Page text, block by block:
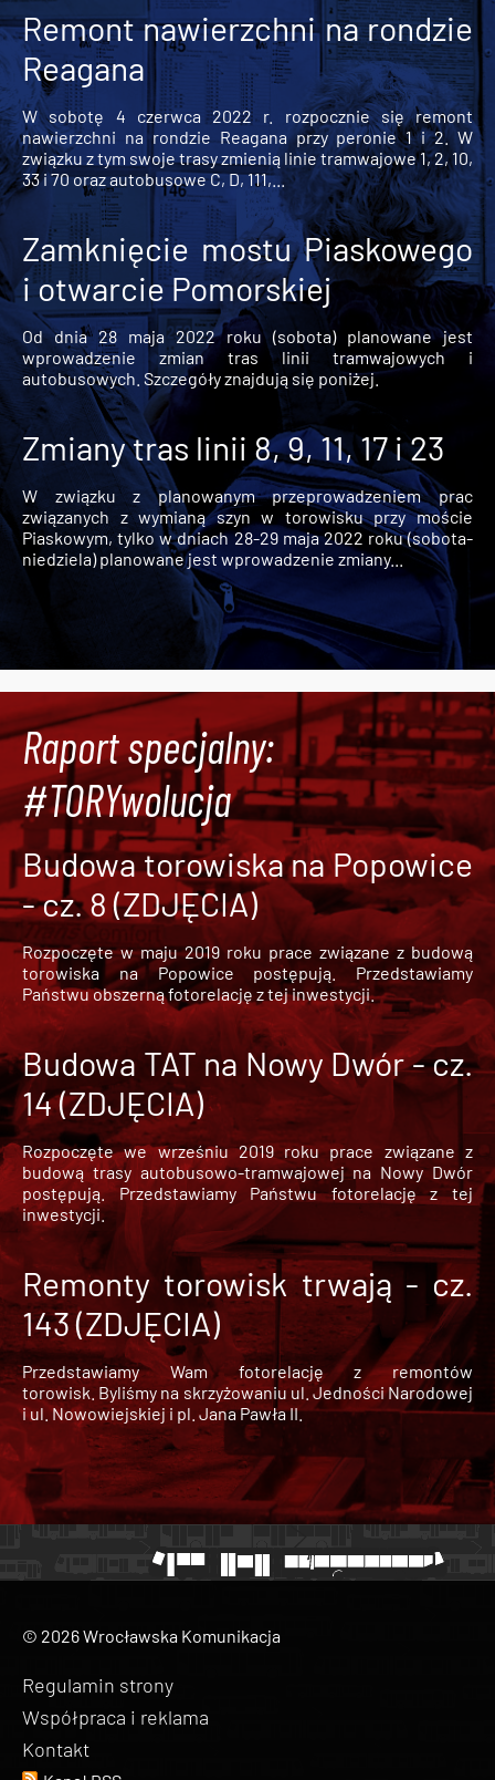
Remont nawierzchni na rondzie
Reagana
W sobotę 4 czerwca 2022 r. rozpocznie się remont
nawierzchni na rondzie Reagana przy peronie 1 i 2. W
związku z tym swoje trasy zmienią linie tramwajowe 1, 2, 10,
33 i 70 oraz autobusowe C, D, 111,...
Zamknięcie mostu Piaskowego
i otwarcie Pomorskiej
Od dnia 28 maja 2022 roku (sobota) planowane jest
wprowadzenie zmian tras linii tramwajowych i
autobusowych. Szczegóły znajdują się poniżej.
Zmiany tras linii 8, 9, 11, 17 i 23
W związku z planowanym przeprowadzeniem prac
związanych z wymianą szyn w torowisku przy moście
Piaskowym, tylko w dniach 28-29 maja 2022 roku (sobota-
niedziela) planowane jest wprowadzenie zmiany...
Raport specjalny:
#TORYwolucja
Budowa torowiska na Popowice
- cz. 8 (ZDJĘCIA)
Rozpoczęte w maju 2019 roku prace związane z budową
torowiska na Popowice
postępują. Przedstawiamy
Państwu obszerną fotorelację z tej inwestycji.
Budowa TAT na Nowy Dwór - cz.
14 (ZDJĘCIA)
Rozpoczęte we wrześniu 2019 roku prace związane z
budową trasy autobusowo-tramwajowej na Nowy Dwór
postępują. Przedstawiamy Państwu fotorelację z tej
inwestycji.
Remonty torowisk trwają - cz.
143 (ZDJĘCIA)
Przedstawiamy Wam fotorelację z remontów
torowisk. Byliśmy na skrzyżowaniu ul. Jedności Narodowej
i ul. Nowowiejskiej i pl. Jana Pawła II.
© 2026 Wrocławska Komunikacja
Regulamin strony
Współpraca i reklama
Kontakt